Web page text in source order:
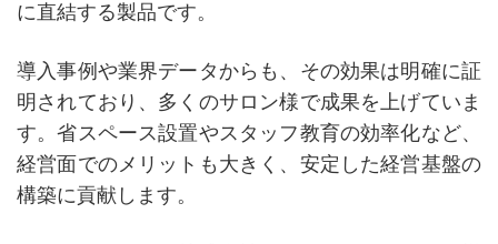
に直結する製品です。
導入事例や業界データからも、その効果は明確に証
明されており、多くのサロン様で成果を上げていま
す。省スペース設置やスタッフ教育の効率化など、
経営面でのメリットも大きく、安定した経営基盤の
構築に貢献します。